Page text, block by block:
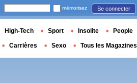
mémorisez Se connecter
High-Tech Sport Insolite People
Carrières Sexo Tous les Magazines